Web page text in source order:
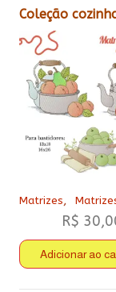
Coleção
Matrizes,
R$
Adicionar ao